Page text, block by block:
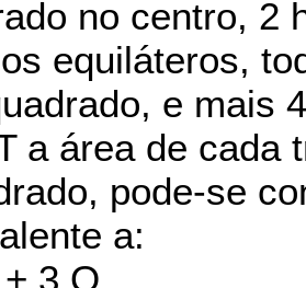
no centro, 2
equiláteros,
e mais
a área de cada
pode-se
a:
3 Q